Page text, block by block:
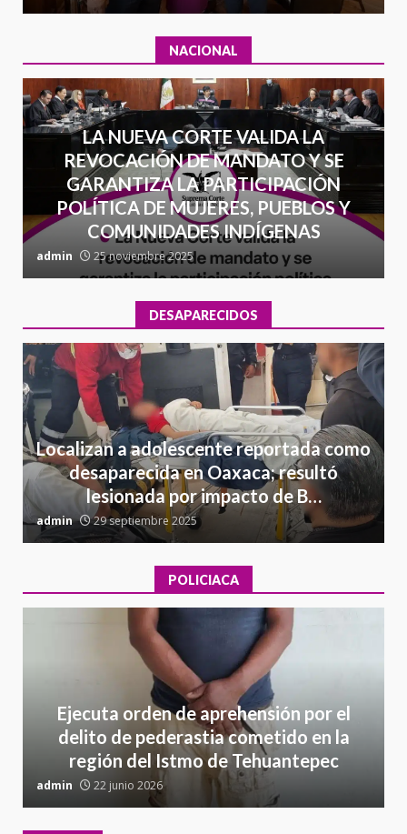
NACIONAL
LA NUEVA CORTE VALIDA LA
REVOCACIÓN DE MANDATO Y SE
GARANTIZA LA PARTICIPACIÓN
POLÍTICA DE MUJERES, PUEBLOS Y
COMUNIDADES INDÍGENAS
admin 25 noviembre 2025
DESAPARECIDOS
Localizan a adolescente reportada como
desaparecida en Oaxaca; resultó
lesionada por impacto de B…
admin 29 septiembre 2025
POLICIACA
Ejecuta orden de aprehensión por el
delito de pederastia cometido en la
región del Istmo de Tehuantepec
admin 22 junio 2026